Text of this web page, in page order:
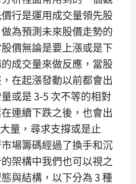
行是運用成交量領先股
為預測未來股價走勢的
價無論是要上漲或是下
成交量來做反應，當股
在起漲發動以前都會出
或是 3-5 次不等的相對
連續下跌之後，也會出
量，尋求支撐或是止
場籌碼經過了換手和沉
架構中我們也可以視之
與結構，以下分為 3 種